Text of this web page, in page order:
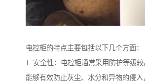
电控柜的特点主要包括以下几个方面：
1. 安全性：电控柜通常采用防护等级较
能够有效防止灰尘、水分和异物的侵